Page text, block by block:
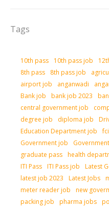
Tags
10th pass 10th pass job
8th pass
8th pass job
airport job
anganwadi
Bank job
bank job 2023
central government job
degree job
diploma job
Education Department job
Government job
graduate pass health
ITI Pass ITI Pass job Latest
latest job 2023
Latest Jobs
meter reader job
new
packing job
pharma jobs